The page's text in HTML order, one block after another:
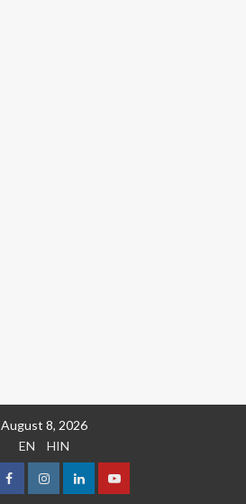
August 8, 2026
EN
HIN